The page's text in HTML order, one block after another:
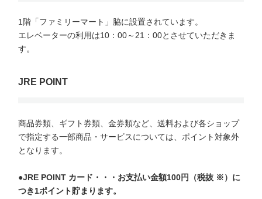
1階「ファミリーマート」脇に設置されています。
エレベーターの利用は10：00～21：00とさせていただきま
す。
JRE POINT
商品券類、ギフト券類、金券類など、送料および各ショップ
で指定する一部商品・サービスについては、ポイント対象外
となります。
●JRE POINT カード・・・お支払い金額100円（税抜 ※）に
つき1ポイント貯まります。